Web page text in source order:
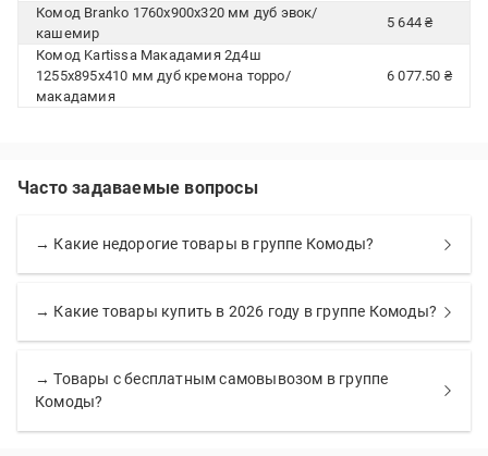
Комод Branko 1760x900x320 мм дуб эвок/
кашемир
5 644 ₴
Комод Kartissa Макадамия 2д4ш
1255x895x410 мм дуб кремона торро/
макадамия
6 077.50 ₴
Часто задаваемые вопросы
→ Какие недорогие товары в группе Комоды?
→ Какие товары купить в 2026 году в группе Комоды?
→ Товары с бесплатным самовывозом в группе
Комоды?